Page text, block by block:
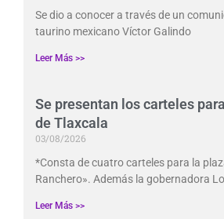
Se dio a conocer a través de un
taurino mexicano Víctor Galindo
Leer Más >>
Se presentan los carteles
de Tlaxcala
03/08/2026
*Consta de cuatro carteles para la
Ranchero». Además la gobernadora
Leer Más >>